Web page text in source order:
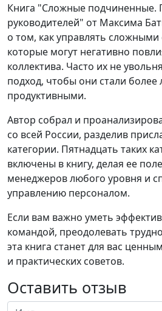
Книга "Сложные подчиненные.
руководителей" от Максима
о том, как управлять сложными
которые могут негативно
коллектива. Часто их не
подход, чтобы они стали
продуктивными.
Автор собрал и
со всей России, разделив
категории. Пятнадцать таких
включены в книгу, делая ее
менеджеров любого уровня и
управлению персоналом.
Если вам важно уметь
командой, преодолевать
эта книга станет для вас
и практических советов.
Оставить отзыв